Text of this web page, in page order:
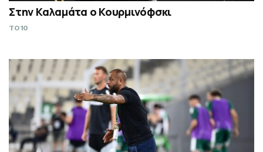
Στην Καλαμάτα ο Κουρμινόφσκι
TO10